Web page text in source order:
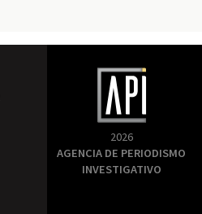
2026
AGENCIA DE PERIODISMO
INVESTIGATIVO